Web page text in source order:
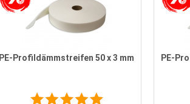
PE-Profildämmstreifen 50 x 3 mm PE-